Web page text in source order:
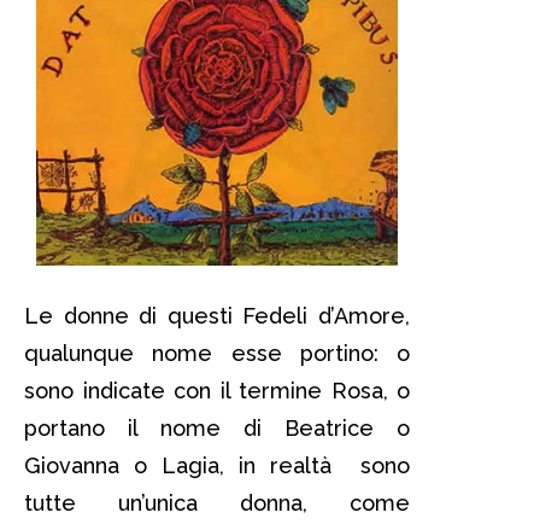
Le donne di questi Fedeli d’Amore,
qualunque nome esse portino: o
sono indicate con il termine Rosa, o
portano il nome di Beatrice o
Giovanna o Lagia, in realtà sono
tutte un’unica donna, come